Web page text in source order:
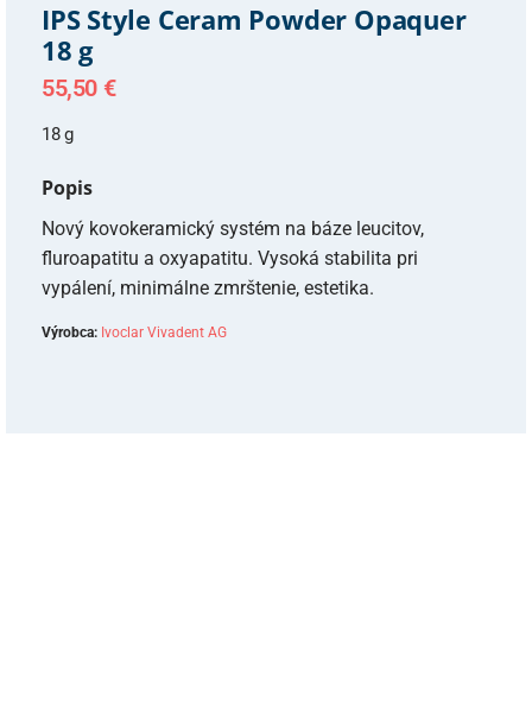
IPS Style Ceram Powder Opaquer
18 g
55,50 €
18 g
Popis
Nový kovokeramický systém na báze leucitov,
fluroapatitu a oxyapatitu. Vysoká stabilita pri
vypálení, minimálne zmrštenie, estetika.
Výrobca: Ivoclar Vivadent AG